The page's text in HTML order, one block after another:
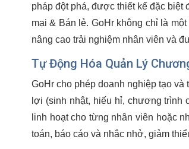
pháp đột phá, được thiết kế đặc biệt
mại & Bán lẻ. GoHr không chỉ là
nâng cao trải nghiệm nhân viên và
Tự Động Hóa Quản Lý
GoHr cho phép doanh nghiệp tạo
lợi (sinh nhật, hiếu hỉ, chương trình
linh hoạt cho từng nhân viên hoặc
toán, báo cáo và nhắc nhở, giảm